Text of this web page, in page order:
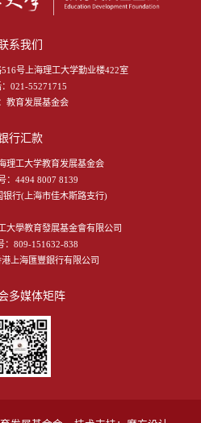
系我们
516号上海理工大学勤业楼422室
021-55271715
教育发展基金会
行汇款
理工大学教育发展基金会
：4494 8007 8139
银行(上海市佳木斯路支行)
大學教育發展基金會有限公司
：809-151632-838
上海匯豐銀行有限公司
多媒体矩阵